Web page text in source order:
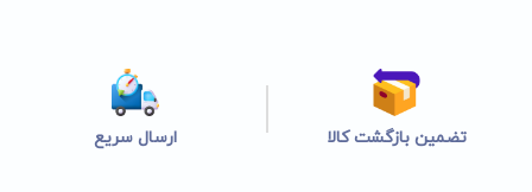
تضمین بازگشت کالا ارسال سریع